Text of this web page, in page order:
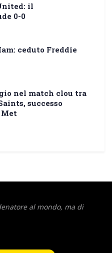
il
0-0
ceduto Freddie
nel match clou tra
successo
al mondo, ma di